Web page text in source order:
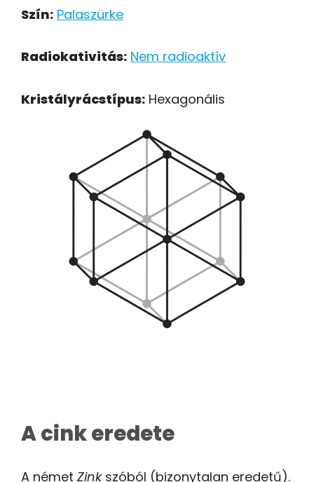
Szín: Palaszürke
Radiokativitás: Nem radioaktív
Kristályrácstípus: Hexagonális
A cink eredete
A német Zinkszóból (bizonytalan eredetű).